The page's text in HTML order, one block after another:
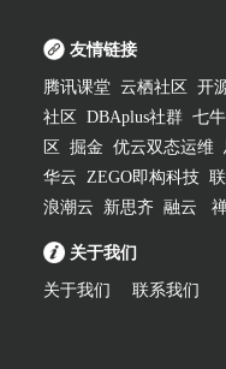
友情链接
腾讯课堂 云栖社区 开
社区
DBAplus社群 七
区
掘金 优云双态运维
华云 ZEGO即构科技
浪潮云
新思齐 融云
关于我们
关于我们 联系我们